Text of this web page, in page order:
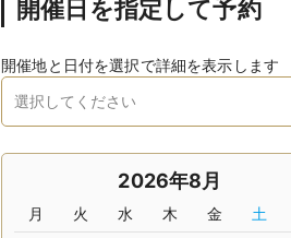
開催日を指定して予約
開催地と日付を選択で詳細を表示します
2026年8月
月 火 水 木 金 土